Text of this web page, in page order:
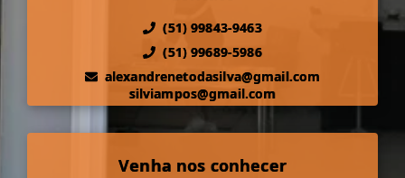
(51) 99843-9463
(51) 99689-5986
alexandrenetodasilva@gmail.com
silviampos@gmail.com
Venha nos conhecer